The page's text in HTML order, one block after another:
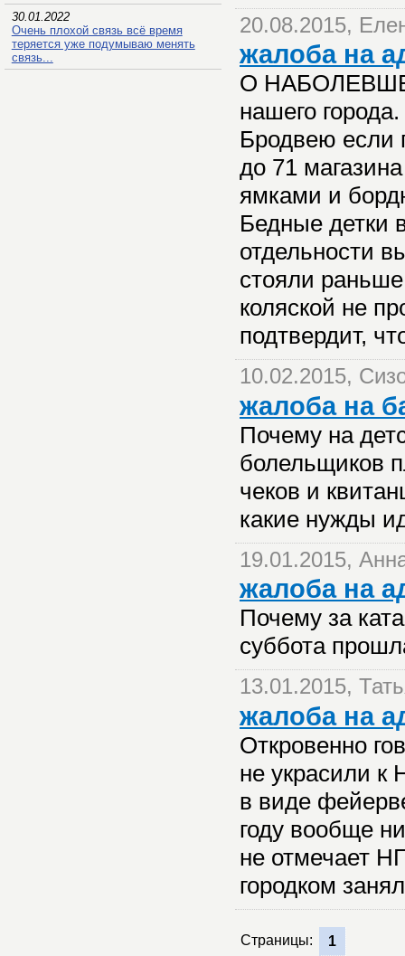
30.01.2022
Очень плохой связь всё время
теряется уже подумываю менять
связь...
20.08.2015,
жалоба на
О
нашего
Бродвею если
до 71
ямками и
Бедные детки
отдельности
стояли раньше
коляской не
подтвердит,
10.02.2015,
жалоба на
Почему на
болельщиков
чеков и
какие нужды
19.01.2015,
жалоба на
Почему за
суббота
13.01.2015,
жалоба на
Откровенно
не украсили
в виде
году вообще
не отмечает
городком
Страницы: 1